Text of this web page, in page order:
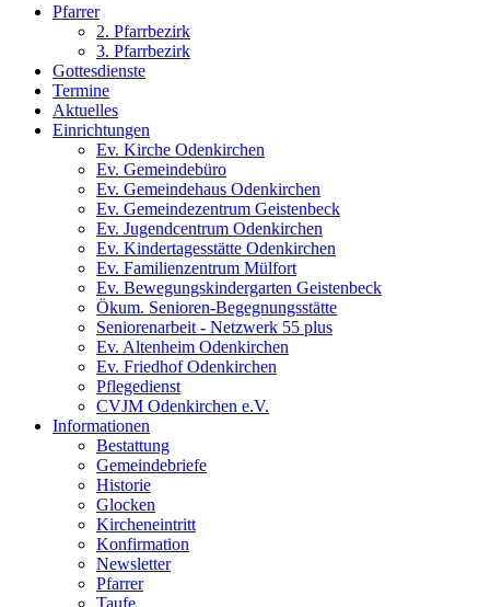
Pfarrer
2. Pfarrbezirk
3. Pfarrbezirk
Gottesdienste
Termine
Aktuelles
Einrichtungen
Ev. Kirche Odenkirchen
Ev. Gemeindebüro
Ev. Gemeindehaus Odenkirchen
Ev. Gemeindezentrum Geistenbeck
Ev. Jugendcentrum Odenkirchen
Ev. Kindertagesstätte Odenkirchen
Ev. Familienzentrum Mülfort
Ev. Bewegungskindergarten Geistenbeck
Ökum. Senioren-Begegnungsstätte
Seniorenarbeit - Netzwerk 55 plus
Ev. Altenheim Odenkirchen
Ev. Friedhof Odenkirchen
Pflegedienst
CVJM Odenkirchen e.V.
Informationen
Bestattung
Gemeindebriefe
Historie
Glocken
Kircheneintritt
Konfirmation
Newsletter
Pfarrer
Taufe